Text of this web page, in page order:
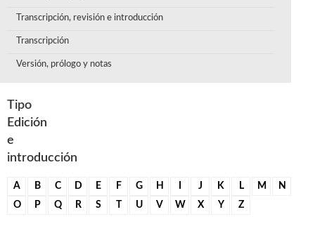
Transcripción, revisión e introducción
Transcripción
Versión, prólogo y notas
Tipo
Edición
e
introducción
A B C D E F G H J K L M
N
O
P Q R S T U V W X Y Z